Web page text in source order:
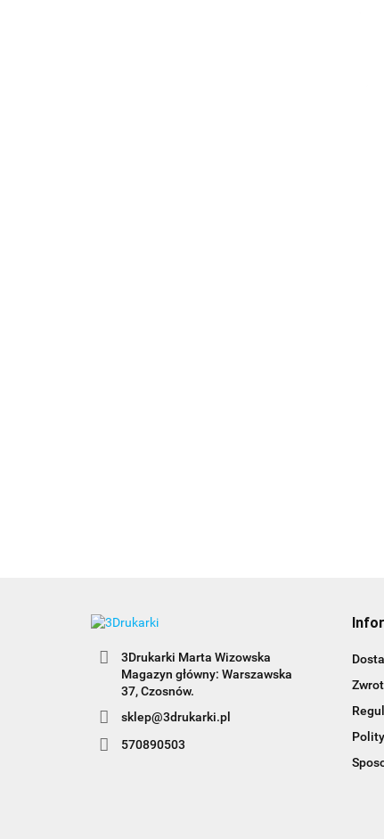
3Drukarki Marta Wizowska
Magazyn główny: Warszawska
sklep@3drukarki.pl
570890503